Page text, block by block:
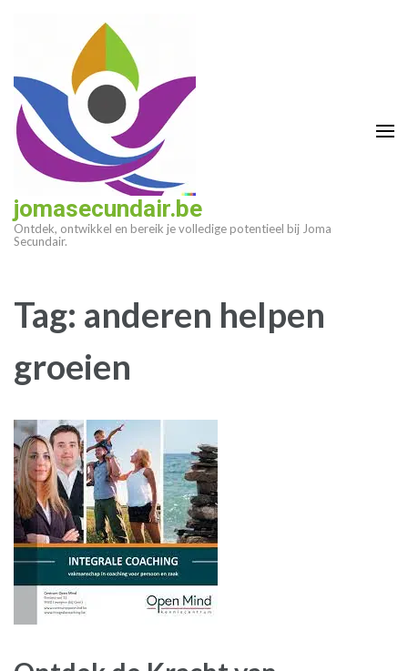
(druk
enter)
jomasecundair.be
Ontdek, ontwikkel en bereik je volledige potentieel bij Joma
Secundair.
Tag: anderen helpen
groeien